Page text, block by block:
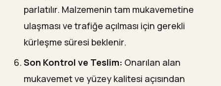
parlatılır. Malzemenin tam mukavemetine
ulaşması ve trafiğe açılması için gerekli
kürleşme süresi beklenir.
Son Kontrol ve Teslim: Onarılan alan
mukavemet ve yüzey kalitesi açısından